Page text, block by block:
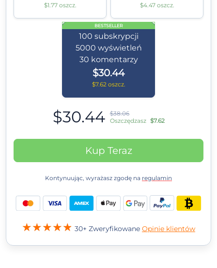
$1.77 oszcz. $4.47 oszcz.
BESTSELLER
100 subskrypcji
5000 wyświetleń
30 komentarzy
$30.44
$7.62 oszcz.
$30.44
$38.06
Oszczędzasz $7.62
Kup Teraz
Kontynuując, wyrażasz zgodę na regulamin
30+ Zweryfikowane Opinie klientów